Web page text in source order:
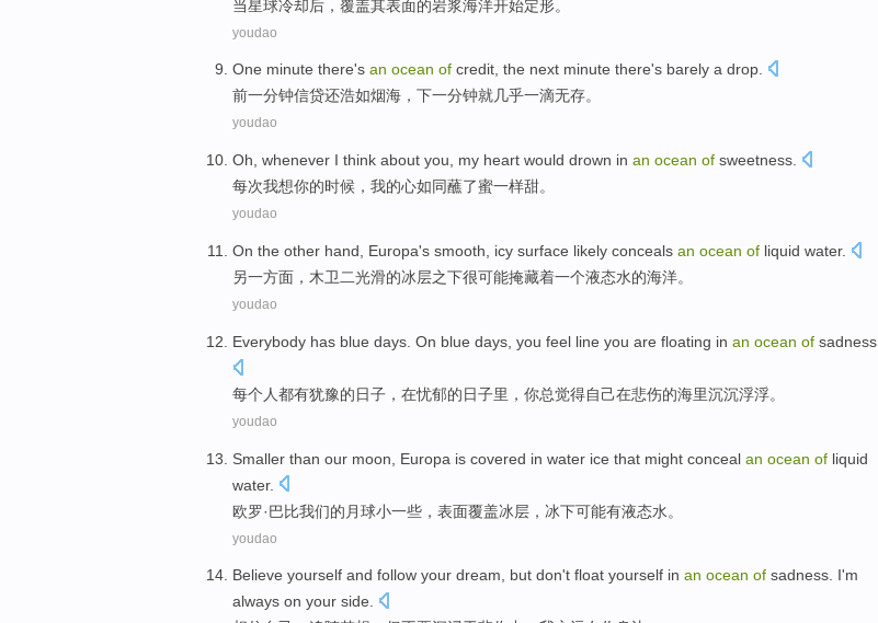
当星球冷却后， 覆盖其表面的岩浆海洋开始定形。
youdao
One minute there's an ocean of credit, the next minute there's barely a drop.
前一分钟信贷还浩如烟海， 下一分钟就几乎一滴无存。
youdao
Oh, whenever I think about you, my heart would drown in an ocean of sweetness
每次我想你的时候， 我的心如同蘸了蜜一样甜。
youdao
On the other hand, Europa's smooth , icy surface likely conceals an ocean of liquid water.
另一方面， 木卫二光滑的冰层之下很可能掩藏着一个液态水的海洋。
youdao
Everybody has blue days On blue days, you feel line you are floating in an ocean of sadness
每个人都有犹豫的日子 ， 在忧郁的日子里， 你总觉得自己在悲伤的海里沉沉浮浮。
youdao
Smaller than our moon Europa is covered in water ice that might conceal an ocean of liquid
water.
欧罗·巴比我们的 月球小一些，表面覆盖冰层 ，冰下可能有液态水。
youdao
Believe yourself and follow your dream, but don't float yourself in an ocean of sadness. I'm
always on your side.